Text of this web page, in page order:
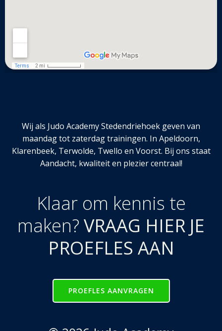
Wij als Judo Academy Stedendriehoek geven van
maandag tot zaterdag trainingen. In Apeldoorn,
Klarenbeek, Terwolde, Twello en Voorst. Bij ons staat
Aandacht, kwaliteit en plezier centraal!
Klaar om kennis te
maken? VRAAG HIER JE
PROEFLES AAN
PROEFLES AANVRAGEN